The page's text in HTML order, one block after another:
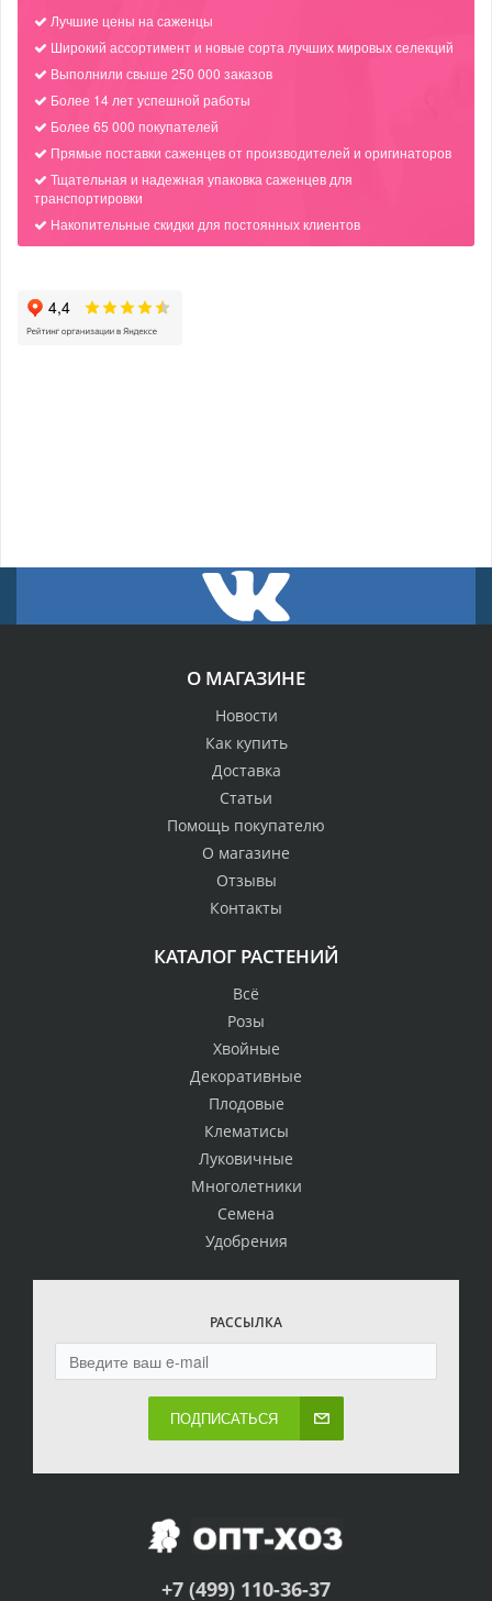
Лучшие цены на саженцы
Широкий ассортимент и новые сорта лучших мировых селекций
Выполнили свыше 250 000 заказов
Более 14 лет успешной работы
Более 65 000 покупателей
Прямые поставки саженцев от производителей и оригинаторов
Тщательная и надежная упаковка саженцев для
транспортировки
Накопительные скидки для постоянных клиентов
О МАГАЗИНЕ
Новости
Как купить
Доставка
Статьи
Помощь покупателю
О магазине
Отзывы
Контакты
КАТАЛОГ РАСТЕНИЙ
Всё
Розы
Хвойные
Декоративные
Плодовые
Клематисы
Луковичные
Многолетники
Семена
Удобрения
РАССЫЛКА
ПОДПИСАТЬСЯ
+7 (499) 110-36-37